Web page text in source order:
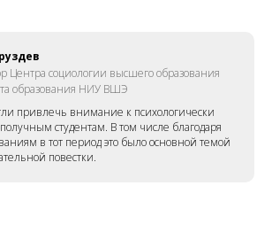
Центра социологии высшего образования
образования НИУ ВШЭ
привлечь внимание к психологически
студентам. В том числе благодаря
в тот период это было основной темой
повестки.